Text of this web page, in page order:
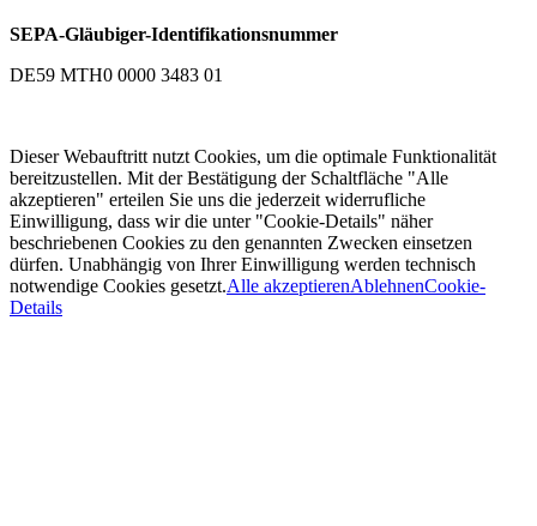
SEPA-Gläubiger-Identifikationsnummer
DE59 MTH0 0000 3483 01
Dieser Webauftritt nutzt Cookies, um die optimale Funktionalität
bereitzustellen. Mit der Bestätigung der Schaltfläche "Alle
akzeptieren" erteilen Sie uns die jederzeit widerrufliche
Einwilligung, dass wir die unter "Cookie-Details" näher
beschriebenen Cookies zu den genannten Zwecken einsetzen
dürfen. Unabhängig von Ihrer Einwilligung werden technisch
notwendige Cookies gesetzt.Alle akzeptierenAblehnenCookie-
Details